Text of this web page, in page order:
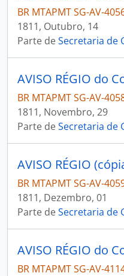
BR MTAPMT SG-AV-
1811, Outubro, 14
Parte deSecretaria de
BR MTAPMT SG-AV-
1811, Novembro, 29
Parte deSecretaria de
BR MTAPMT SG-AV-
1811, Dezembro, 01
Parte deSecretaria de
BR MTAPMT SG-AV-